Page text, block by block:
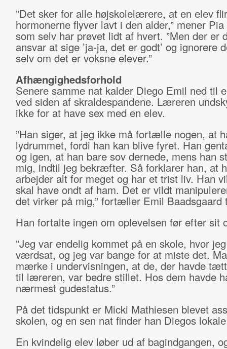
”Det sker for alle højskolelærere, at en elev
hormonerne flyver lavt i den alder,” mener
som selv har prøvet lidt af hvert. ”Men der er
ansvar at sige ’ja-ja, det er godt’ og ignorere
selv om det er voksne elever.”
Afhængighedsforhold
Senere samme nat kalder Diego Emil ned til
ved siden af skraldespandene. Læreren
ikke for at have sex med en elev.
”Han siger, at jeg ikke må fortælle nogen, at
lydrummet, fordi han kan blive fyret. Han
og igen, at han bare sov dernede, mens han
mig, indtil jeg bekræfter. Så forklarer han, at
arbejder alt for meget og har et trist liv. Han
skal have ondt af ham. Det er vildt
det virker på mig,” fortæller Emil Baadsgaard
Han fortalte ingen om oplevelsen før efter sit
”Jeg var endelig kommet på en skole, hvor
værdsat, og jeg var bange for at miste det.
mærke i undervisningen, at de, der havde
til læreren, var bedre stillet. Hos dem havde
nærmest gudestatus.”
På det tidspunkt er Micki Mathiesen blevet
skolen, og en sen nat finder han Diegos
En kvindelig elev løber ud af bagindgangen,